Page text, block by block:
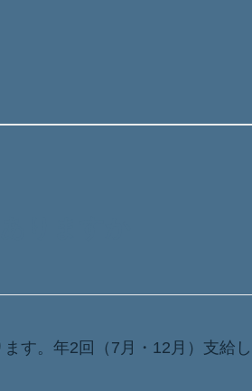
す。年2回（7月・12月）支給し